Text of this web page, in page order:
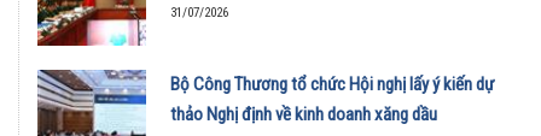
31/07/2026
Bộ Công Thương tổ chức Hội nghị lấy ý kiến dự
thảo Nghị định về kinh doanh xăng dầu